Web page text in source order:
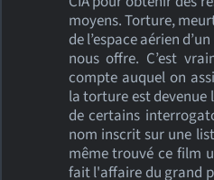
moyens. Torture,
de l’espace aérien
nous offre. C’est
compte auquel on
la torture est devenue
de certains
nom inscrit sur une
même trouvé ce film
fait l'affaire du grand